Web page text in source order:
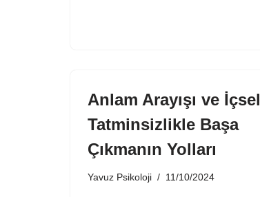
Anlam Arayışı ve İçsel
Tatminsizlikle Başa
Çıkmanın Yolları
Yavuz Psikoloji 11/10/2024